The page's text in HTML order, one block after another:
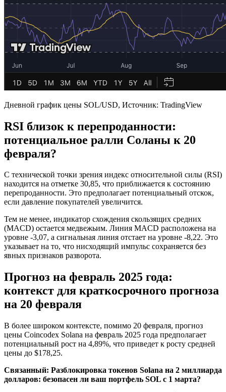
Дневной график цены SOL/USD, Источник: TradingView
RSI близок к перепроданности:
потенциальное ралли Соланы к 20
февраля?
С технической точки зрения индекс относительной силы (RSI)
находится на отметке 30,85, что приближается к состоянию
перепроданности. Это предполагает потенциальный отскок,
если давление покупателей увеличится.
Тем не менее, индикатор схождения скользящих средних
(MACD) остается медвежьим. Линия MACD расположена на
уровне -3,07, а сигнальная линия отстает на уровне -8,22. Это
указывает на то, что нисходящий импульс сохраняется без
явных признаков разворота.
Прогноз на февраль 2025 года:
контекст для краткосрочного прогноза
на 20 февраля
В более широком контексте, помимо 20 февраля, прогноз
цены Coincodex Solana на февраль 2025 года предполагает
потенциальный рост на 4,89%, что приведет к росту средней
цены до $178,25.
Связанный: Разблокировка токенов Solana на 2 миллиарда
долларов: безопасен ли ваш портфель SOL с 1 марта?